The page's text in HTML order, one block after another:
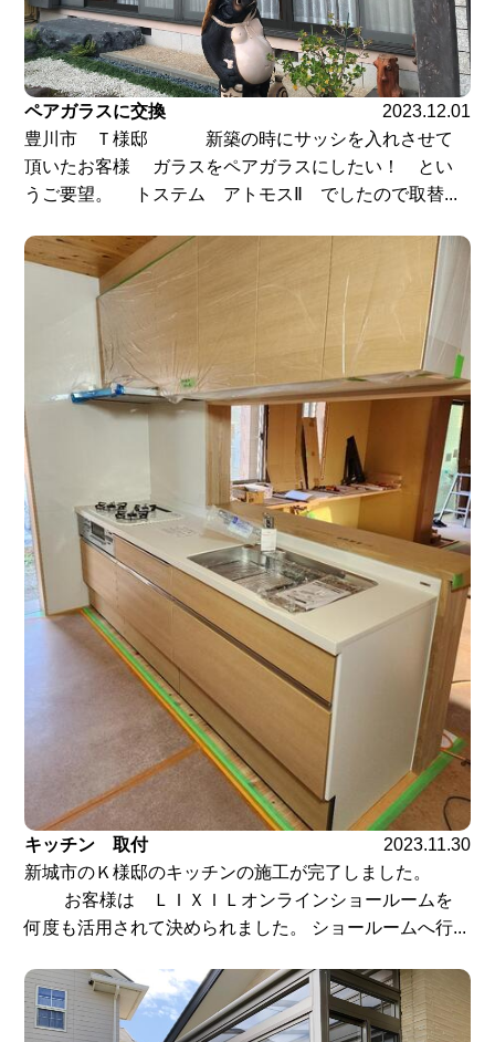
ペアガラスに交換
2023.12.01
豊川市 Ｔ様邸 新築の時にサッシを入れさせて
頂いたお客様 ガラスをペアガラスにしたい！ とい
うご要望。 トステム アトモスⅡ でしたので取替...
キッチン 取付
2023.11.30
新城市のＫ様邸のキッチンの施工が完了しました。
お客様は ＬＩＸＩＬオンラインショールームを
何度も活用されて決められました。 ショールームへ行...